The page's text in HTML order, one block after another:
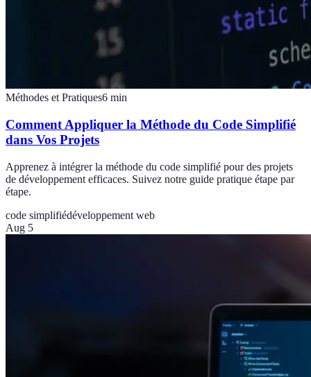
Méthodes et Pratiques6 min
Comment Appliquer la Méthode du Code Simplifié
dans Vos Projets
Apprenez à intégrer la méthode du code simplifié pour des projets
de développement efficaces. Suivez notre guide pratique étape par
étape.
code simplifiédéveloppement web
Aug 5